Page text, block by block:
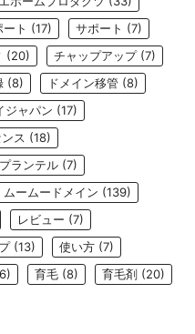
ト (17) サポート (7)
(20) チャップアップ(7)
(8) ドメイン移管 (8)
ジャパン (17)
ス (18)
プランテル (7)
ムームードメイン (139)
レビュー (7)
(13) 使い方 (7)
育毛 (8) 育毛剤 (20)